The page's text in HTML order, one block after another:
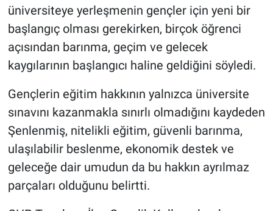
üniversiteye yerleşmenin gençler için yeni bir
başlangıç olması gerekirken, birçok öğrenci
açısından barınma, geçim ve gelecek
kaygılarının başlangıcı haline geldiğini söyledi.
Gençlerin eğitim hakkının yalnızca üniversite
sınavını kazanmakla sınırlı olmadığını kaydeden
Şenlenmiş, nitelikli eğitim, güvenli barınma,
ulaşılabilir beslenme, ekonomik destek ve
geleceğe dair umudun da bu hakkın ayrılmaz
parçaları olduğunu belirtti.